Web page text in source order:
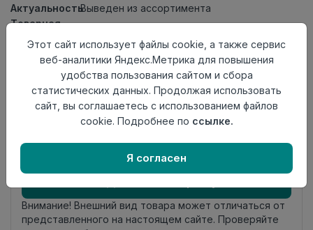
АктуальностьВыведен из ассортимента
Товарная
группа
Толщина
глянцевая
происхождения
Россия
Книга с коллекциями
Внимание! Внешний вид товара может отличаться от
представленного на настоящем сайте. Проверяйте
Этот сайт использует файлы cookie, а также сервис
веб-аналитики Яндекс.Метрика для повышения
удобства пользования сайтом и сбора
статистических данных. Продолжая использовать
сайт, вы соглашаетесь с использованием файлов
cookie. Подробнее по ссылке.
Я согласен